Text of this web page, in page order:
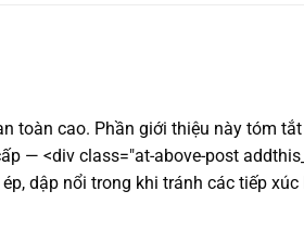
toàn cao. Phần giới thiệu này tóm
— <div class="at-above-post
dập nổi trong khi tránh các tiếp